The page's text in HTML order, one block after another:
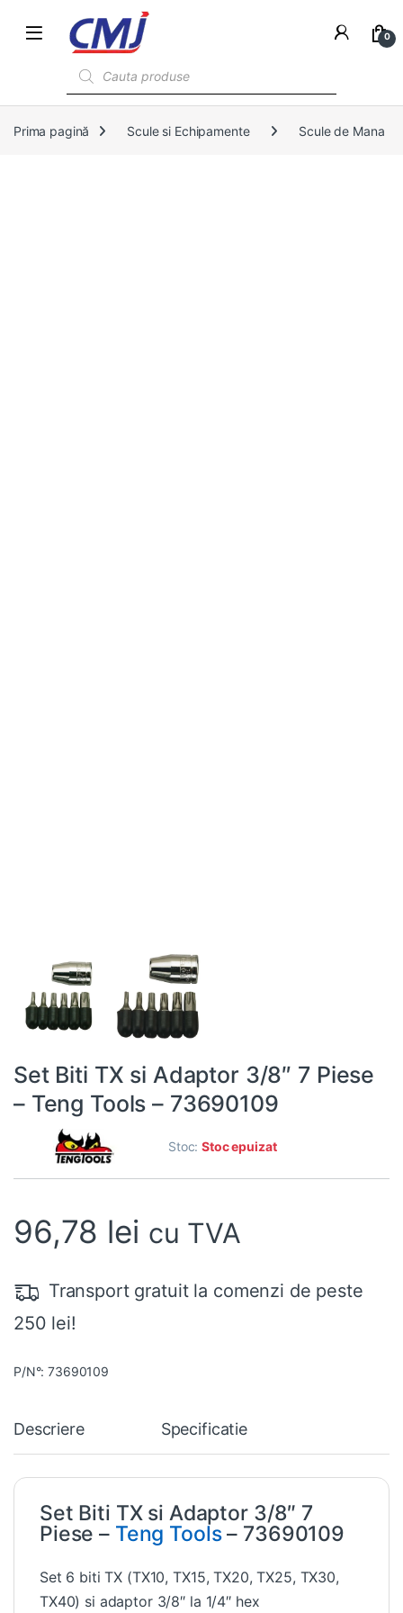
0
Prima pagină Scule si Echipamente Scule de Mana
Set Biti TX si Adaptor 3/8″ 7 Piese
– Teng Tools – 73690109
Stoc:Stoc epuizat
96,78 lei cu TVA
Transport gratuit la comenzi de peste
250 lei!
P/N°: 73690109
Descriere Specificatie
Set Biti TX si Adaptor 3/8″ 7
Piese – Teng Tools– 73690109
Set 6 biti TX (TX10, TX15, TX20, TX25, TX30,
TX40) si adaptor 3/8″ la 1/4″ hex